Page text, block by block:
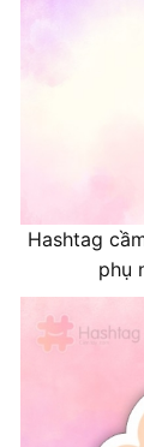
Hashtag
phụ